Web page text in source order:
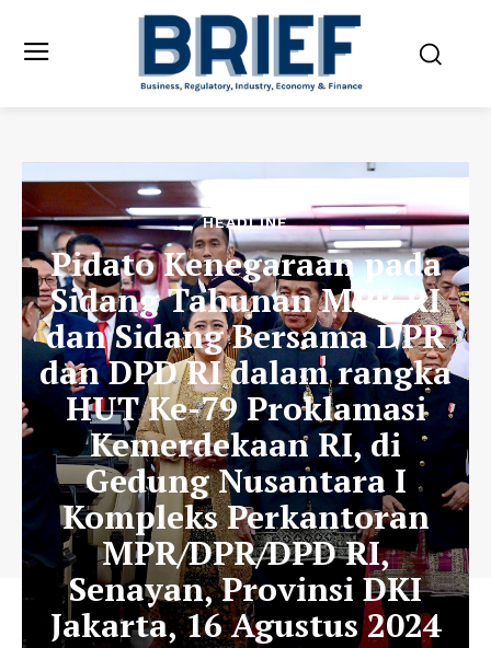
HEADLINE
Pidato Kenegaraan pada
Sidang Tahunan MPR RI
dan Sidang Bersama DPR
dan DPD RI dalam rangka
HUT Ke-79 Proklamasi
Kemerdekaan RI, di
Gedung Nusantara I
Kompleks Perkantoran
MPR/DPR/DPD RI,
Senayan, Provinsi DKI
Jakarta, 16 Agustus 2024